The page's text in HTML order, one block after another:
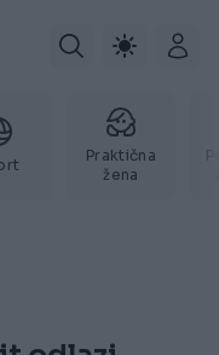
Praktična
žena